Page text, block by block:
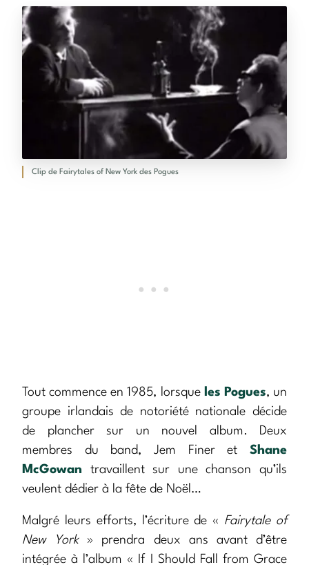
Clip de Fairytales of New York des Pogues
Tout commence en 1985, lorsque les Pogues, un
groupe irlandais de notoriété nationale décide
de plancher sur un nouvel album. Deux
membres du band, Jem Finer et Shane
McGowan travaillent sur une chanson qu’ils
veulent dédier à la fête de Noël…
Malgré leurs efforts, l’écriture de « Fairytale of
New York» prendra deux ans avant d’être
intégrée à l’album « If I Should Fall from Grace